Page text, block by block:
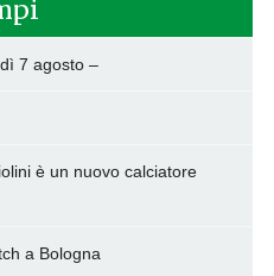
7 agosto –
è un nuovo calciatore
a Bologna